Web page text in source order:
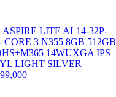
ASPIRE LITE AL14-32P-
CORE 3 N355 8GB 512GB
14WUXGA IPS
LIGHT SILVER